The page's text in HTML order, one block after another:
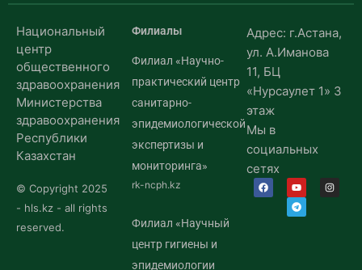
Национальный
центр
общественного
здравоохранения
Министерства
здравоохранения
Республики
Казахстан
© Copyright 2025
- hls.kz - all rights
reserved.
Филиалы
Филиал «Научно-
практический центр
санитарно-
эпидемиологической
экспертизы и
мониторинга»
rk-ncph.kz
Филиал «Научный
центр гигиены и
эпидемиологии
Адрес: г.Астана,
ул. А.Иманова
11, БЦ
«Нурсаулет 1» 3
этаж
Мы в
социальных
сетях